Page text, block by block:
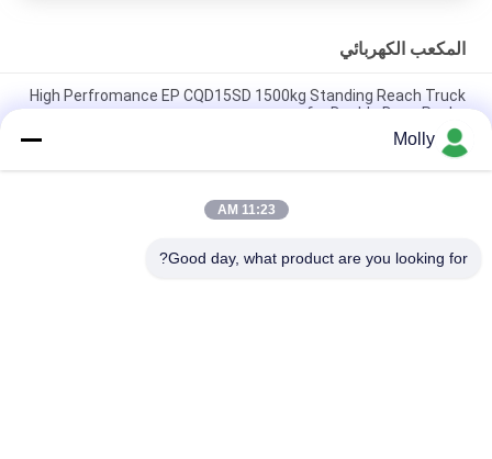
المكعب الكهربائي
High Perfromance EP CQD15SD 1500kg Standing Reach Truck
for Double Deep Racks
المستودعات الضيقة
جهاز التجميع الكهربائي الثقيل 1.2t للمستودع مع جهاز التحكم في التيار
Molly
11:23 AM
Good day, what product are you looking for?